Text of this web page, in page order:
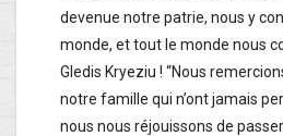
devenue notre patrie, nous y
monde, et tout le monde nous
Gledis Kryeziu ! “Nous
notre famille qui n’ont jamais
nous nous réjouissons de